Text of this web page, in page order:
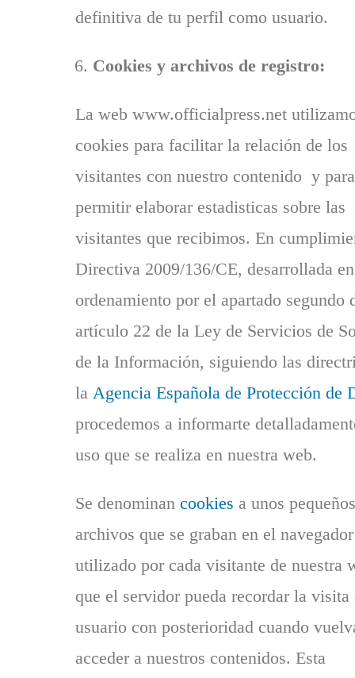
definitiva de tu perfil como usuario.
Cookies y archivos de registro:
La web www.officialpress.net
cookies para facilitar la relación de los
visitantes con nuestro contenido y para
permitir elaborar estadisticas sobre las
visitantes que recibimos. En
Directiva 2009/136/CE, desarrollada
ordenamiento por el apartado segundo
artículo 22 de la Ley de Servicios de
de la Información, siguiendo las
la Agencia Española de Protección de
procedemos a informarte
uso que se realiza en nuestra web.
Se denominan cookies a unos pequeños
archivos que se graban en el navegador
utilizado por cada visitante de nuestra
que el servidor pueda recordar la visita
usuario con posterioridad cuando
acceder a nuestros contenidos. Esta